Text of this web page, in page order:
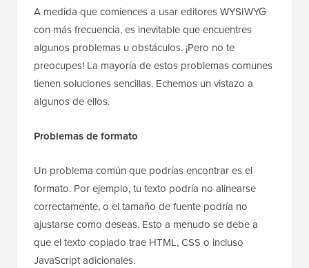
A medida que comiences a usar editores WYSIWYG
con más frecuencia, es inevitable que encuentres
algunos problemas u obstáculos. ¡Pero no te
preocupes! La mayoría de estos problemas comunes
tienen soluciones sencillas. Echemos un vistazo a
algunos de ellos.
Problemas de formato
Un problema común que podrías encontrar es el
formato. Por ejemplo, tu texto podría no alinearse
correctamente, o el tamaño de fuente podría no
ajustarse como deseas. Esto a menudo se debe a
que el texto copiado trae HTML, CSS o incluso
JavaScript adicionales.